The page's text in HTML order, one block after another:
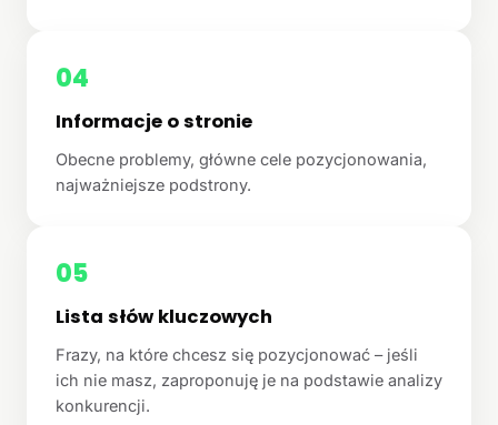
04
Informacje o stronie
Obecne problemy, główne cele pozycjonowania,
najważniejsze podstrony.
05
Lista słów kluczowych
Frazy, na które chcesz się pozycjonować – jeśli
ich nie masz, zaproponuję je na podstawie analizy
konkurencji.